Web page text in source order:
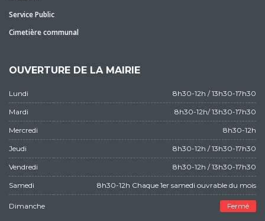
Service Public
Cimetière communal
OUVERTURE DE LA MAIRIE
Lundi 8h30-12h / 13h30-17h30
Mardi 8h30-12h/ 13h30-17h30
Mercredi 8h30-12h
Jeudi 8h30-12h / 13h30-17h30
Vendredi 8h30-12h / 13h30-17h30
Samedi 8h30-12h Chaque 1er samedi ouvrable du mois
Dimanche Fermé